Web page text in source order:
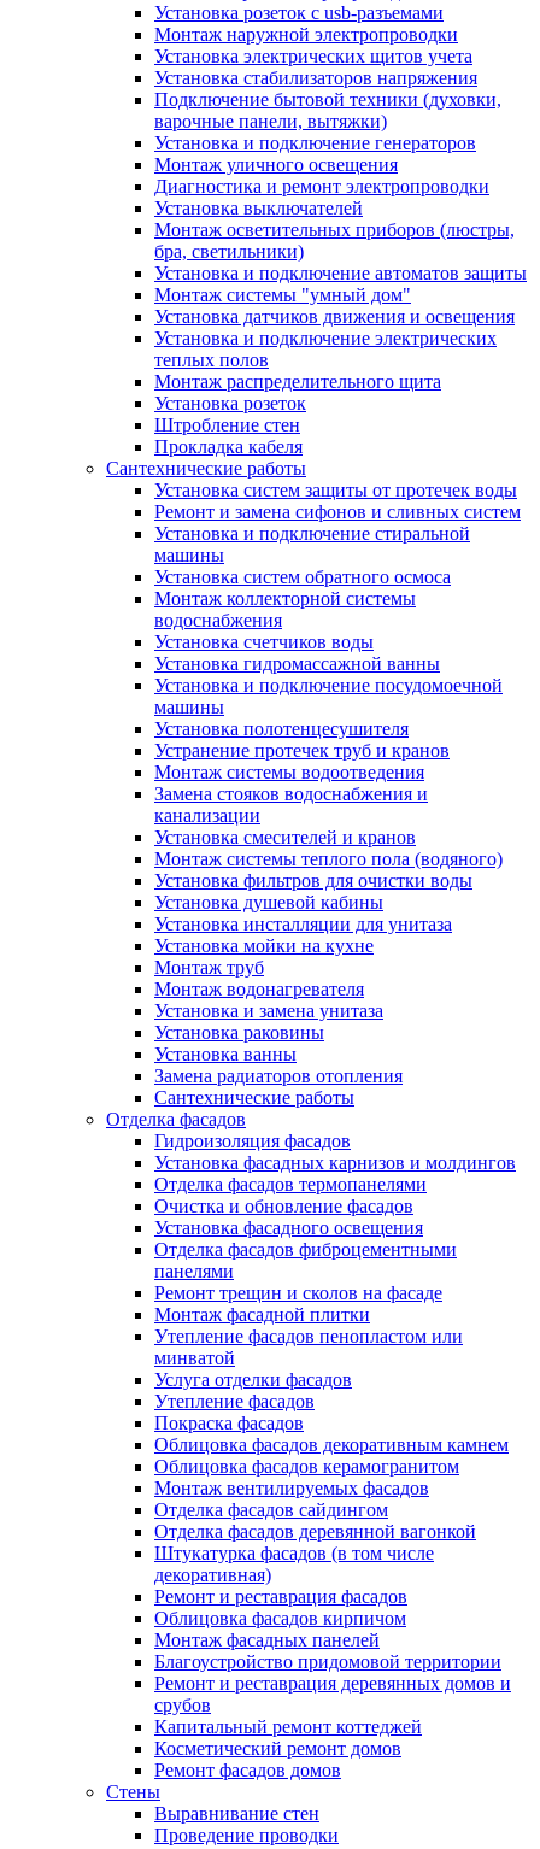
Установка розеток с usb-разъемами
Монтаж наружной электропроводки
Установка электрических щитов учета
Установка стабилизаторов напряжения
Подключение бытовой техники (духовки,
варочные панели, вытяжки)
Установка и подключение генераторов
Монтаж уличного освещения
Диагностика и ремонт электропроводки
Установка выключателей
Монтаж осветительных приборов (люстры,
бра, светильники)
Установка и подключение автоматов защиты
Монтаж системы "умный дом"
Установка датчиков движения и освещения
Установка и подключение электрических
теплых полов
Монтаж распределительного щита
Установка розеток
Штробление стен
Прокладка кабеля
Сантехнические работы
Установка систем защиты от протечек воды
Ремонт и замена сифонов и сливных систем
Установка и подключение стиральной
машины
Установка систем обратного осмоса
Монтаж коллекторной системы
водоснабжения
Установка счетчиков воды
Установка гидромассажной ванны
Установка и подключение посудомоечной
машины
Установка полотенцесушителя
Устранение протечек труб и кранов
Монтаж системы водоотведения
Замена стояков водоснабжения и
канализации
Установка смесителей и кранов
Монтаж системы теплого пола (водяного)
Установка фильтров для очистки воды
Установка душевой кабины
Установка инсталляции для унитаза
Установка мойки на кухне
Монтаж труб
Монтаж водонагревателя
Установка и замена унитаза
Установка раковины
Установка ванны
Замена радиаторов отопления
Сантехнические работы
Отделка фасадов
Гидроизоляция фасадов
Установка фасадных карнизов и молдингов
Отделка фасадов термопанелями
Очистка и обновление фасадов
Установка фасадного освещения
Отделка фасадов фиброцементными
панелями
Ремонт трещин и сколов на фасаде
Монтаж фасадной плитки
Утепление фасадов пенопластом или
минватой
Услуга отделки фасадов
Утепление фасадов
Покраска фасадов
Облицовка фасадов декоративным камнем
Облицовка фасадов керамогранитом
Монтаж вентилируемых фасадов
Отделка фасадов сайдингом
Отделка фасадов деревянной вагонкой
Штукатурка фасадов (в том числе
декоративная)
Ремонт и реставрация фасадов
Облицовка фасадов кирпичом
Монтаж фасадных панелей
Благоустройство придомовой территории
Ремонт и реставрация деревянных домов и
срубов
Капитальный ремонт коттеджей
Косметический ремонт домов
Ремонт фасадов домов
Стены
Выравнивание стен
Проведение проводки